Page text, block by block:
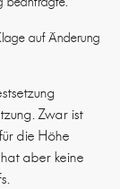
auf Änderung
Zwar ist
die Höhe
aber keine